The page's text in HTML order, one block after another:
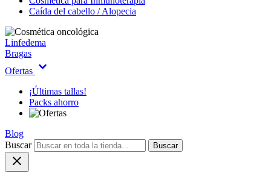
Caída del cabello / Alopecia
Linfedema
Bragas
Ofertas
¡Últimas tallas!
Packs ahorro
Blog
Buscar
Buscar